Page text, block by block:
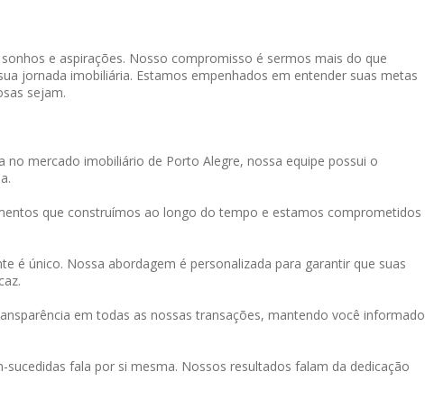
e aspirações. Nosso compromisso é sermos mais do que
jornada imobiliária. Estamos empenhados em entender suas metas
sejam.
no mercado imobiliário de Porto Alegre, nossa equipe possui o
que construímos ao longo do tempo e estamos comprometidos
é único. Nossa abordagem é personalizada para garantir que suas
em todas as nossas transações, mantendo você informado
fala por si mesma. Nossos resultados falam da dedicação